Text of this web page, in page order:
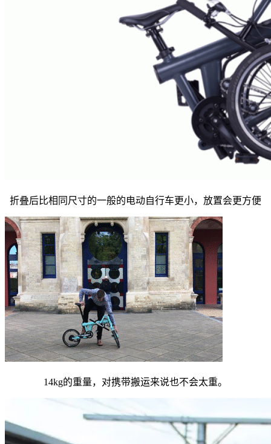
折叠后比相同尺寸的一般的电动自行车更小，放置会更方便
14kg的重量，对携带搬运来说也不会太重。